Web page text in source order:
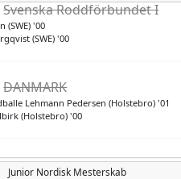
Svenska Roddförbundet I
(SWE) '00
(SWE) '00
DANMARK
Lehmann Pedersen (Holstebro) '01
(Holstebro) '00
Junior Nordisk Mesterskab